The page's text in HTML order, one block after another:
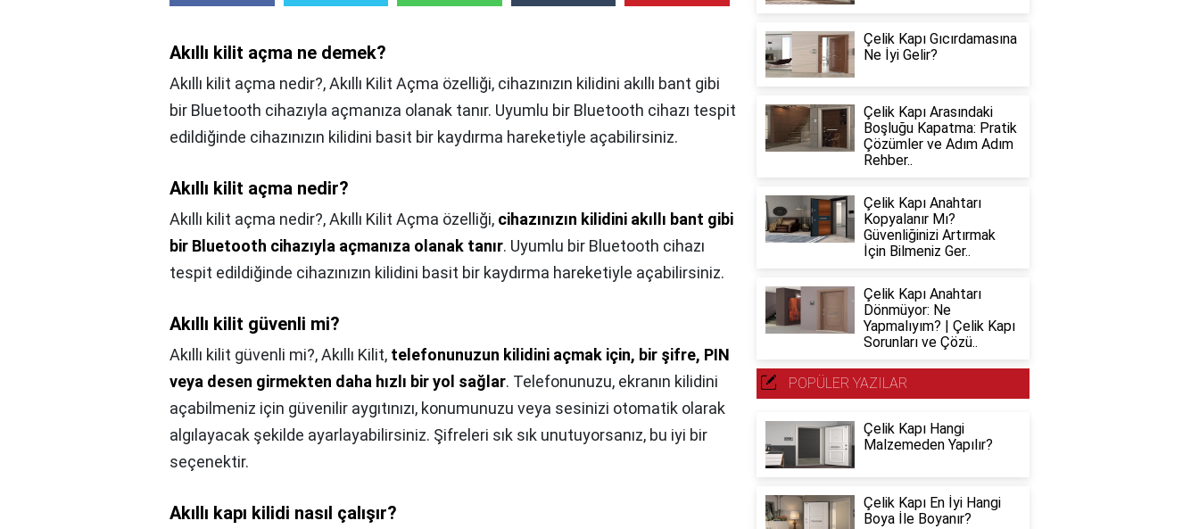
Akıllı kilit açma ne demek?
Akıllı kilit açma nedir?, Akıllı Kilit Açma özelliği, cihazınızın kilidini akıllı bant gibi
bir Bluetooth cihazıyla açmanıza olanak tanır. Uyumlu bir Bluetooth cihazı tespit
edildiğinde cihazınızın kilidini basit bir kaydırma hareketiyle açabilirsiniz.
Akıllı kilit açma nedir?
Akıllı kilit açma nedir?,Akıllı Kilit Açma özelliği, cihazınızın kilidini akıllı bant gibi
bir Bluetooth cihazıyla açmanıza olanak tanır. Uyumlu bir Bluetooth cihazı
tespit edildiğinde cihazınızın kilidini basit bir kaydırma hareketiyle açabilirsiniz.
Akıllı kilit güvenli mi?
Akıllı kilit güvenli mi?,Akıllı Kilit, telefonunuzun kilidini açmak için, bir şifre, PIN
veya desen girmekten daha hızlı bir yol sağlar. Telefonunuzu, ekranın kilidini
açabilmeniz için güvenilir aygıtınızı, konumunuzu veya sesinizi otomatik olarak
algılayacak şekilde ayarlayabilirsiniz. Şifreleri sık sık unutuyorsanız, bu iyi bir
seçenektir.
Akıllı kapı kilidi nasıl çalışır?
Çelik Kapı Gıcırdamasına
Ne İyi Gelir?
Çelik Kapı Arasındaki
Boşluğu Kapatma: Pratik
Çözümler ve Adım Adım
Rehber..
Çelik Kapı Anahtarı
Kopyalanır Mı?
Güvenliğinizi Artırmak
İçin Bilmeniz Ger..
Çelik Kapı Anahtarı
Dönmüyor: Ne
Yapmalıyım? | Çelik Kapı
Sorunları ve Çözü..
POPÜLER YAZILAR
Çelik Kapı Hangi
Malzemeden Yapılır?
Çelik Kapı En İyi Hangi
Boya İle Boyanır?